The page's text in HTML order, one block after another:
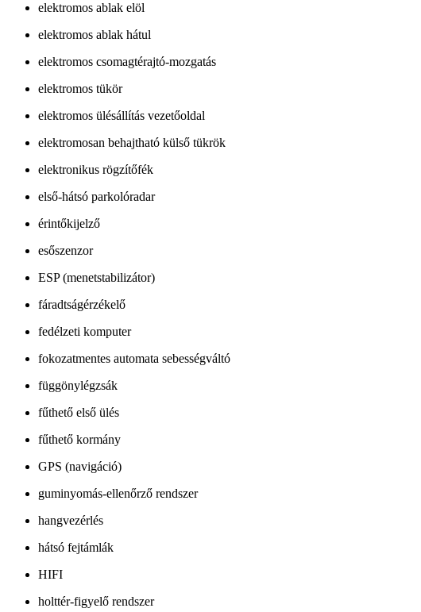
elektromos ablak elöl
elektromos ablak hátul
elektromos csomagtérajtó-mozgatás
elektromos tükör
elektromos ülésállítás vezetőoldal
elektromosan behajtható külső tükrök
elektronikus rögzítőfék
első-hátsó parkolóradar
érintőkijelző
esőszenzor
ESP (menetstabilizátor)
fáradtságérzékelő
fedélzeti komputer
fokozatmentes automata sebességváltó
függönylégzsák
fűthető első ülés
fűthető kormány
GPS (navigáció)
guminyomás-ellenőrző rendszer
hangvezérlés
hátsó fejtámlák
HIFI
holttér-figyelő rendszer